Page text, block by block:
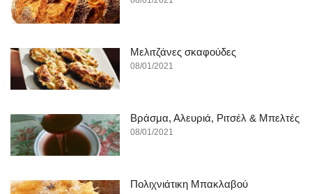
Μελιτζάνες σκαφούδες
08/01/2021
Βράσμα, Αλευριά, Ριτσέλ & Μπελτές
08/01/2021
Πολιχνιάτικη Μπακλαβού